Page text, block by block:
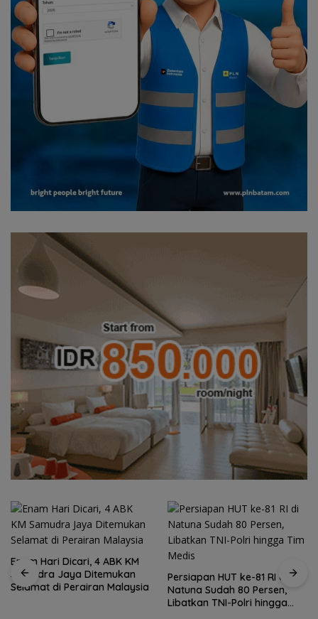
Enam Hari Dicari, 4 ABK KM
Samudra Jaya Ditemukan
Selamat di Perairan Malaysia
Persiapan HUT ke-81 RI di
Natuna Sudah 80 Persen,
Libatkan TNI-Polri hingga